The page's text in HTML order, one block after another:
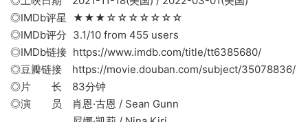
◎IMDb评星 ★★★☆☆☆☆☆☆☆
◎IMDb评分 3.1/10 from 455 users
◎IMDb链接 https://www.imdb.com/title/tt6385680/
◎豆瓣链接 https://movie.douban.com/subject/35078836/
◎片 长 83分钟
◎演 员 肖恩·古恩 / Sean Gunn